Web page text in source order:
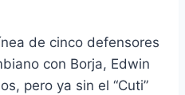
de cinco defensores
con Borja, Edwin
pero ya sin el “Cuti”